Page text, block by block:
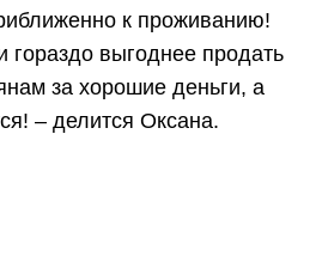
к проживанию!
гораздо выгоднее продать
за хорошие деньги, а
– делится Оксана.